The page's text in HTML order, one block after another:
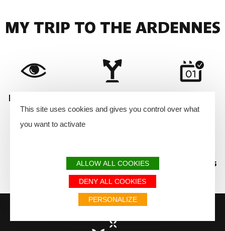
MY TRIP TO THE ARDENNES
Weather forecast and seasons
This site uses cookies and gives you control over what
you want to activate
ALLOW ALL COOKIES
DENY ALL COOKIES
PERSONALIZE